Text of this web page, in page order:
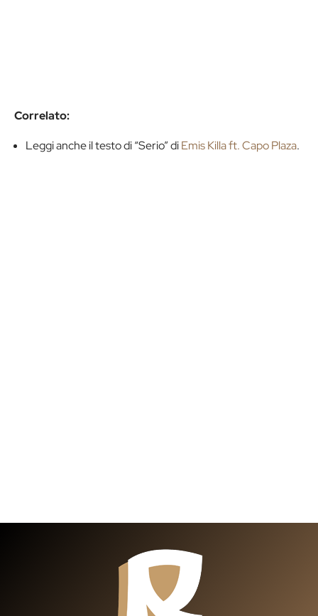
Correlato:
Leggi anche il testo di “Serio” diEmis Killa ft. Capo Plaza.